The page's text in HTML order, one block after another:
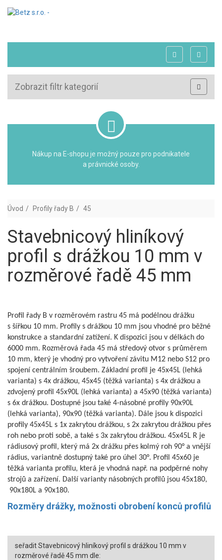
Zobrazit filtr kategorií
Nákup na E-shopu je možný pouze pro podnikatele
a právnické osoby.
Úvod Profily řady B 45
Stavebnicový hliníkový
profil s drážkou 10 mm v
rozměrové řadě 45 mm
Profil řady B v rozměrovém rastru 45 má podélnou drážku
s šířkou 10 mm. Profily s drážkou 10 mm jsou vhodné pro běžné
konstrukce a standardní zatížení. K dispozici jsou v délkách do
6000 mm. Rozměrová řada 45 má středový otvor s průměrem
10 mm, který je vhodný pro vytvoření závitu M12 nebo S12 pro
spojení centrálním šroubem. Základní profil je 45x45L (lehká
varianta) s 4x drážkou, 45x45 (těžká varianta) s 4x drážkou a
zdvojený profil 45x90L (lehká varianta) a 45x90 (těžká varianta)
s 6x drážkou. Dostupné jsou také 4-násobné profily 90x90L
(lehká varianta), 90x90 (těžká varianta). Dále jsou k dispozici
profily 45x45L s 1x zakrytou drážkou, s 2x zakrytou drážkou přes
roh nebo proti sobě, a také s 3x zakrytou drážkou. 45x45L R je
rádiusový profil, který má 2x drážku přes kolmý roh 90° a vnější
rádius, variantně dostupný také pro úhel 30°. Profil 45x60 je
těžká varianta profilu, která je vhodná např. na podpěrné nohy
strojů a zařízení. Další varianty násobných profilů jsou 45x180,
90x180L a 90x180.
Rozměry drážky, možnosti obrobení konců profilů
seřadit Stavebnicový hliníkový profil s drážkou 10 mm v
rozměrové řadě 45 mm dle: